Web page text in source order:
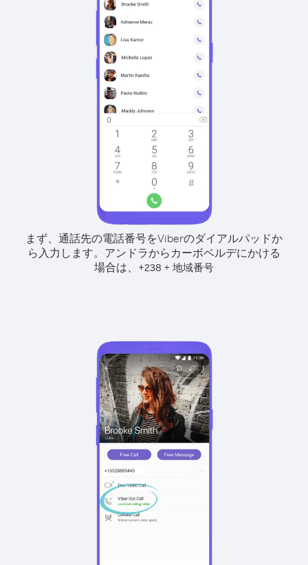
まず、通話先の電話番号をViberのダイアルパッドか
ら入力します。 アンドラからカーボベルデにかける
場合は、 +238 + 地域番号